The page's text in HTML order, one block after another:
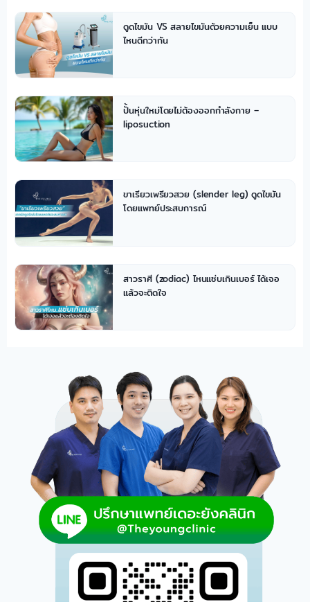
ดูดไขมัน VS สลายไขมันด้วยความเย็น แบบ
ไหนดีกว่ากัน
ปั้นหุ่นใหม่โดยไม่ต้องออกกำลังกาย –
liposuction
ขาเรียวเพรียวสวย (slender leg) ดูดไขมัน
โดยแพทย์ประสบการณ์
สาวราศี (zodiac) ไหนแซ่บเกินเบอร์ ได้เจอ
แล้วจะติดใจ